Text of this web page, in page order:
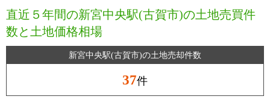
直近５年間の新宮中央駅(古賀市)の土地売買件
数と土地価格相場
新宮中央駅(古賀市)の土地売却件数
37件